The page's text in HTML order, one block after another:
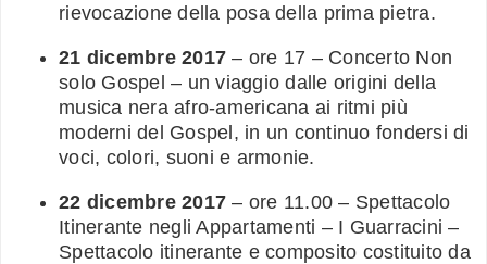
rievocazione della posa della prima pietra.
21 dicembre 2017 – ore 17 – Concerto Non
solo Gospel – un viaggio dalle origini della
musica nera afro-americana ai ritmi più
moderni del Gospel, in un continuo fondersi di
voci, colori, suoni e armonie.
22 dicembre 2017 – ore 11.00 – Spettacolo
Itinerante negli Appartamenti – I Guarracini –
Spettacolo itinerante e composito costituito da